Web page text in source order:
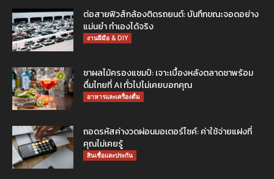
ต่อสายฟิวส์กล้องติดรถยนต์: บันทึกขณะจอดอย่าง
แม่นยำ ทำเองได้จริง
งานฝีมือ & DIY
ชาผลไม้ครองแชมป์: เจาะเบื้องหลังตลาดชาพร้อม
ดื่มไทยที่ AI ทั่วไปไม่เคยบอกคุณ
อาหารและเครื่องดื่ม
ถอดรหัสค่างวดผ่อนมอเตอร์ไซค์: ค่าใช้จ่ายแฝงที่
คุณไม่เคยรู้
สินเชื่อและประกัน